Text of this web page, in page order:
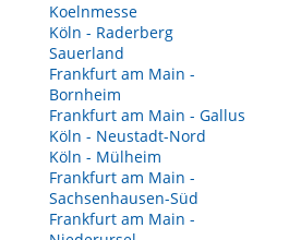
Koelnmesse
Köln - Raderberg
Sauerland
Frankfurt am Main -
Bornheim
Frankfurt am Main - Gallus
Köln - Neustadt-Nord
Köln - Mülheim
Frankfurt am Main -
Sachsenhausen-Süd
Frankfurt am Main -